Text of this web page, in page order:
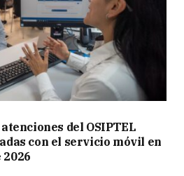
del OSIPTEL
con el servicio móvil en